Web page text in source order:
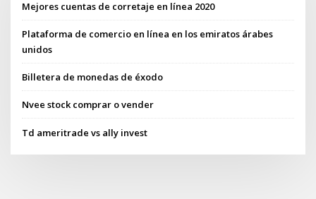
Mejores cuentas de corretaje en línea 2020
Plataforma de comercio en línea en los emiratos árabes
unidos
Billetera de monedas de éxodo
Nvee stock comprar o vender
Td ameritrade vs ally invest